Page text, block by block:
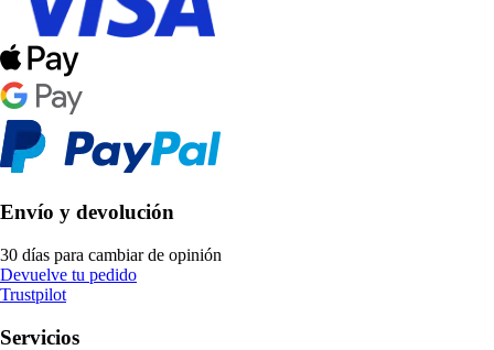
Envío y devolución
30 días para cambiar de opinión
Devuelve tu pedido
Trustpilot
Servicios